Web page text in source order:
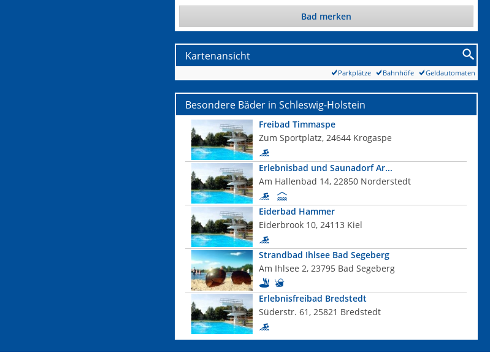
Bad merken
Kartenansicht
Geldautomaten
Bahnhöfe
Parkplätze
Besondere Bäder in Schleswig-Holstein
Freibad Timmaspe
Zum Sportplatz, 24644 Krogaspe
Erlebnisbad und Saunadorf Ar...
Am Hallenbad 14, 22850 Norderstedt
Eiderbad Hammer
Eiderbrook 10, 24113 Kiel
Strandbad Ihlsee Bad Segeberg
Am Ihlsee 2, 23795 Bad Segeberg
Erlebnisfreibad Bredstedt
Süderstr. 61, 25821 Bredstedt